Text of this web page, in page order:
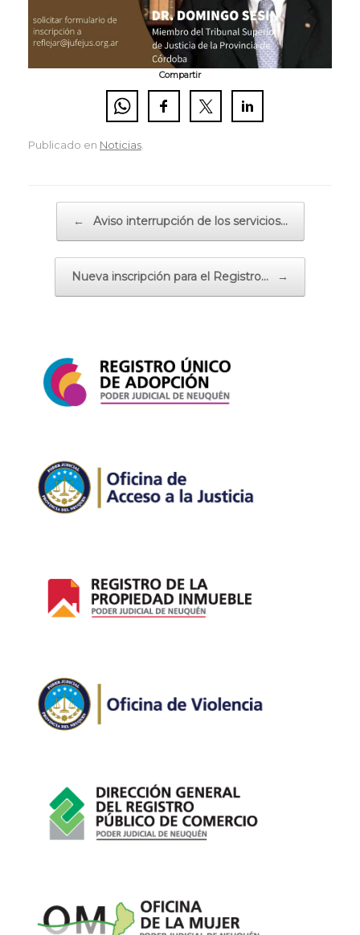
Compartir
Publicado en Noticias.
← Aviso interrupción de los servicios…
Nueva inscripción para el Registro… →